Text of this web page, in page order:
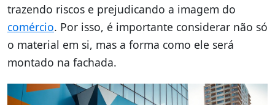
trazendo riscos e prejudicando a imagem do
comércio. Por isso, é importante considerar não só
o material em si, mas a forma como ele será
montado na fachada.